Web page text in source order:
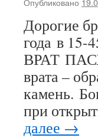
Дорогие
года в
ВРАТ
врата –
камень.
при
далее →